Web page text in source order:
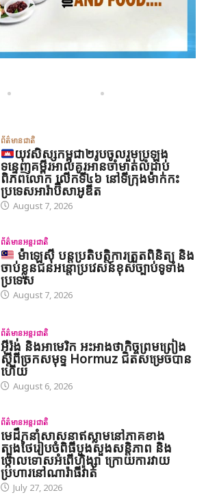
ព័ត៌មានជាតិ
យុវសិស្សកម្ពុជា២រូបចូលរួមប្រឡង
ទន្ទេញគម្ពីរអាល់គូរអានចាំមាត់លំដាប់
ពិភពលោក លើកទី៤៦ នៅទីក្រុងម៉ាក់កះ
ប្រទេសអារ៉ាប៊ីសាអូឌីត
August 7, 2026
ព័ត៌មានអន្តរជាតិ
ម៉ាឡេស៊ី បន្តប្រតិបត្តិការត្រួតពិនិត្យ និង
ចាប់ខ្លួនជនអន្តោប្រវេសន៍ខុសច្បាប់ទូទាំង
ប្រទេស
August 7, 2026
ព័ត៌មានអន្តរជាតិ
អ៊ីរ៉ង់ និងអាមេរិក អះអាងថាកិច្ចព្រមព្រៀង
ស្តីពីច្រកសមុទ្ទ Hormuz ជិតសម្រេចបាន
ហើយ
August 6, 2026
ព័ត៌មានអន្តរជាតិ
មេដឹកនាំសាសនាឥស្លាមនៅភាគខាង
ត្បូងថៃរៀបចំពិធីបួងសួងសន្តិភាព និង
ថ្កោលទោសអំពើហិង្សា ក្រោយការវាយ
ប្រហារនៅណារ៉ាធីវ៉ាត់
July 27, 2026